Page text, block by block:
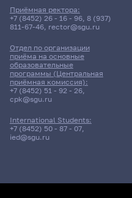
Приёмная ректора:
+7 (8452) 26 - 16 - 96, 8 (937)
811-67-46, rector@sgu.ru
Отдел по организации
приёма на основные
образовательные
программы (Центральная
приёмная комиссия):
+7 (8452) 51 - 92 - 26,
cpk@sgu.ru
International Students:
+7 (8452) 50 - 87 - 07,
ied@sgu.ru